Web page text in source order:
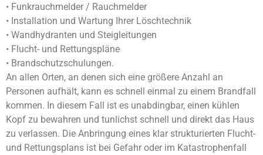
• Funkrauchmelder / Rauchmelder
• Installation und Wartung Ihrer Löschtechnik
• Wandhydranten und Steigleitungen
• Flucht- und Rettungspläne
• Brandschutzschulungen.
An allen Orten, an denen sich eine größere Anzahl an
Personen aufhält, kann es schnell einmal zu einem Brandfall
kommen. In diesem Fall ist es unabdingbar, einen kühlen
Kopf zu bewahren und tunlichst schnell und direkt das Haus
zu verlassen. Die Anbringung eines klar strukturierten Flucht-
und Rettungsplans ist bei Gefahr oder im Katastrophenfall